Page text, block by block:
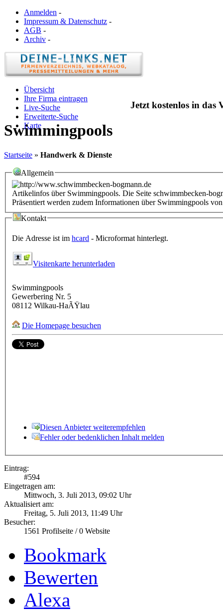
Anmelden -
Impressum & Datenschutz -
AGB -
Archiv -
Übersicht
Ihre Firma eintragen
Live-Suche
Erweiterte-Suche
Karte
Jetzt kostenlos in das
Swimmingpools
Startseite » Handwerk & Dienste
Allgemein
Artikelinfos über Swimmingpools. Die Seite schwimmbecken-
Präsentiert werden zudem Informationen über Swimmingpools
Kontakt
Die Adresse ist im hcard - Microformat hinterlegt.
Visitenkarte herunterladen
Swimmingpools
Gewerbering Nr. 5
08112 Wilkau-HaÃŸlau
Die Homepage besuchen
Diesen Anbieter weiterempfehlen
Fehler oder bedenklichen Inhalt melden
Eintrag:
#594
Eingetragen am:
Mittwoch, 3. Juli 2013, 09:02 Uhr
Aktualisiert am:
Freitag, 5. Juli 2013, 11:49 Uhr
Besucher:
1561 Profilseite /0 Website
Bookmark
Bewerten
Alexa